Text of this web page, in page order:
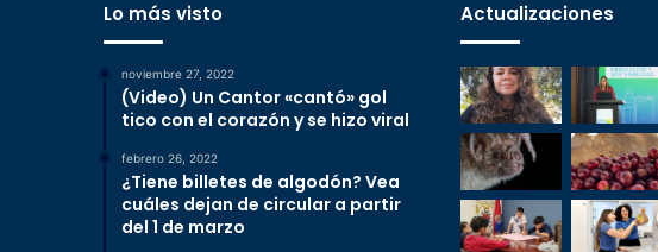
Lo más visto
noviembre 27, 2022
(Video) Un Cantor «cantó» gol
tico con el corazón y se hizo viral
febrero 26, 2022
¿Tiene billetes de algodón? Vea
cuáles dejan de circular a partir
del 1 de marzo
Actualizaciones